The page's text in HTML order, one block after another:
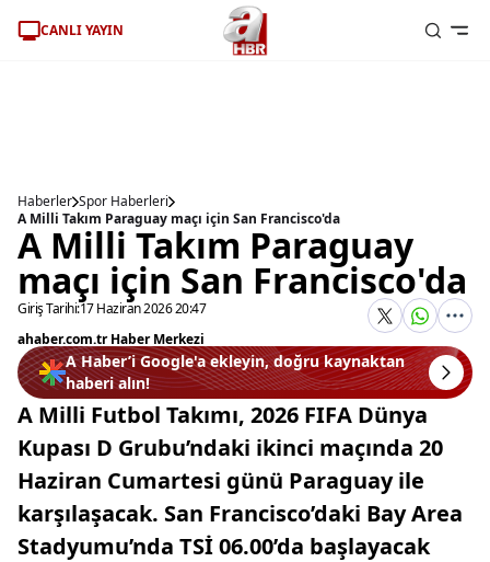
CANLI YAYIN
Haberler Spor Haberleri
A Milli Takım Paraguay maçı için San Francisco'da
A Milli Takım Paraguay
maçı için San Francisco'da
Giriş Tarihi:17 Haziran 2026 20:47
ahaber.com.tr Haber Merkezi
A Haber’i Google'a ekleyin, doğru kaynaktan
haberi alın!
A Milli Futbol Takımı, 2026 FIFA Dünya
Kupası D Grubu’ndaki ikinci maçında 20
Haziran Cumartesi günü Paraguay ile
karşılaşacak. San Francisco’daki Bay Area
Stadyumu’nda TSİ 06.00’da başlayacak